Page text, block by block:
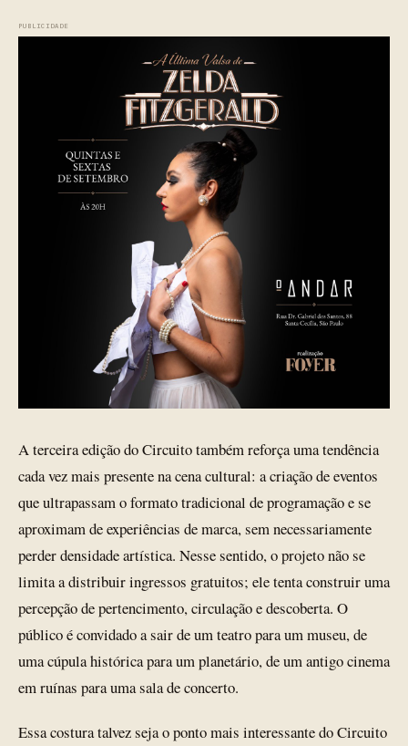
PUBLICIDADE
A terceira edição do Circuito também reforça uma tendência
cada vez mais presente na cena cultural: a criação de eventos
que ultrapassam o formato tradicional de programação e se
aproximam de experiências de marca, sem necessariamente
perder densidade artística. Nesse sentido, o projeto não se
limita a distribuir ingressos gratuitos; ele tenta construir uma
percepção de pertencimento, circulação e descoberta. O
público é convidado a sair de um teatro para um museu, de
uma cúpula histórica para um planetário, de um antigo cinema
em ruínas para uma sala de concerto.
Essa costura talvez seja o ponto mais interessante do Circuito